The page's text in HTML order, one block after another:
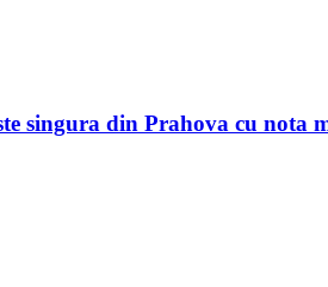
singura din Prahova cu nota